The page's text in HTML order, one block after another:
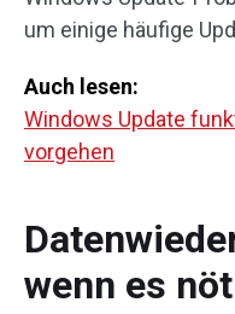
um einige häufige
Auch lesen:
Windows Update
vorgehen
wenn es